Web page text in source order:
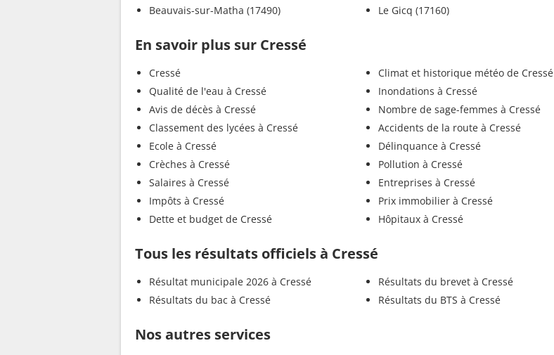
Beauvais-sur-Matha (17490)
Le Gicq (17160)
En savoir plus sur Cressé
Cressé
Qualité de l'eau à Cressé
Avis de décès à Cressé
Classement des lycées à Cressé
Ecole à Cressé
Crèches à Cressé
Salaires à Cressé
Impôts à Cressé
Dette et budget de Cressé
Climat et historique météo de Cressé
Inondations à Cressé
Nombre de sage-femmes à Cressé
Accidents de la route à Cressé
Délinquance à Cressé
Pollution à Cressé
Entreprises à Cressé
Prix immobilier à Cressé
Hôpitaux à Cressé
Tous les résultats officiels à Cressé
Résultat municipale 2026 à Cressé
Résultats du bac à Cressé
Résultats du brevet à Cressé
Résultats du BTS à Cressé
Nos autres services